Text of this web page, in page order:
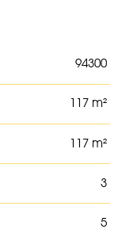
94300
117 m²
117 m²
3
5